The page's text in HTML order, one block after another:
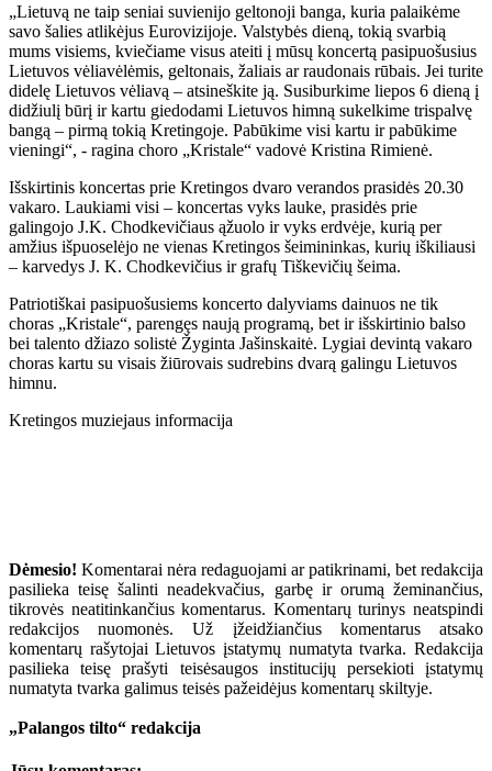
„Lietuvą ne taip seniai suvienijo geltonoji banga, kuria palaikėme
savo šalies atlikėjus Eurovizijoje. Valstybės dieną, tokią svarbią
mums visiems, kviečiame visus ateiti į mūsų koncertą pasipuošusius
Lietuvos vėliavėlėmis, geltonais, žaliais ar raudonais rūbais. Jei turite
didelę Lietuvos vėliavą – atsineškite ją. Susiburkime liepos 6 dieną į
didžiulį būrį ir kartu giedodami Lietuvos himną sukelkime trispalvę
bangą – pirmą tokią Kretingoje. Pabūkime visi kartu ir pabūkime
vieningi“, - ragina choro „Kristale“ vadovė Kristina Rimienė.
Išskirtinis koncertas prie Kretingos dvaro verandos prasidės 20.30
vakaro. Laukiami visi – koncertas vyks lauke, prasidės prie
galingojo J.K. Chodkevičiaus ąžuolo ir vyks erdvėje, kurią per
amžius išpuoselėjo ne vienas Kretingos šeimininkas, kurių iškiliausi
– karvedys J. K. Chodkevičius ir grafų Tiškevičių šeima.
Patriotiškai pasipuošusiems koncerto dalyviams dainuos ne tik
choras „Kristale“, parengęs naują programą, bet ir išskirtinio balso
bei talento džiazo solistė Žyginta Jašinskaitė. Lygiai devintą vakaro
choras kartu su visais žiūrovais sudrebins dvarą galingu Lietuvos
himnu.
Kretingos muziejaus informacija
Dėmesio! Komentarai nėra redaguojami ar patikrinami, bet redakcija
pasilieka teisę šalinti neadekvačius, garbę ir orumą žeminančius,
tikrovės neatitinkančius komentarus. Komentarų turinys neatspindi
redakcijos nuomonės. Už įžeidžiančius komentarus atsako
komentarų rašytojai Lietuvos įstatymų numatyta tvarka. Redakcija
pasilieka teisę prašyti teisėsaugos institucijų persekioti įstatymų
numatyta tvarka galimus teisės pažeidėjus komentarų skiltyje.
„Palangos tilto“ redakcija